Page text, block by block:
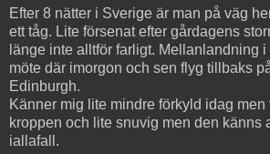
Efter 8 nätter i Sverige är man på väg
ett tåg. Lite försenat efter gårdagens
länge inte alltför farligt. Mellanlandning
möte där imorgon och sen flyg tillbaks
Edinburgh.
Känner mig lite mindre förkyld idag men
kroppen och lite snuvig men den känns
iallafall.